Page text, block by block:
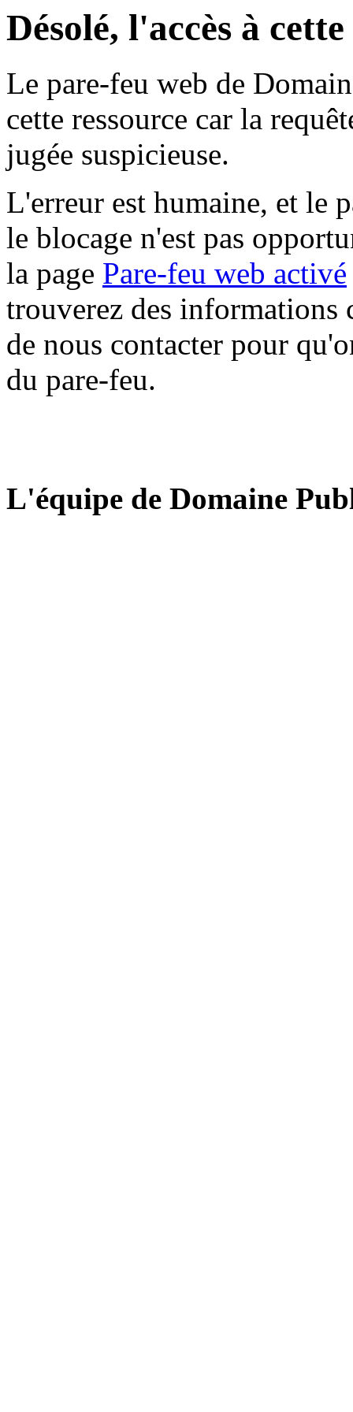
Désolé, l'accès à
Le pare-feu web de
cette ressource car la
jugée suspicieuse.
L'erreur est humaine, et le
le blocage n'est pas
la page Pare-feu web activé
trouverez des informations
de nous contacter pour
du pare-feu.
L'équipe de Domaine